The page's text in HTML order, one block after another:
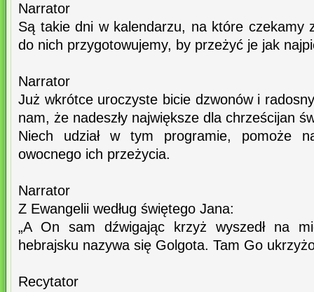
Narrator
Są takie dni w kalendarzu, na które czekamy
do nich przygotowujemy, by przeżyć je jak
Narrator
Już wkrótce uroczyste bicie dzwonów i
nam, że nadeszły największe dla chrześcijan
Niech udział w tym programie, pomoże
owocnego ich przeżycia.
Narrator
Z Ewangelii według świętego Jana:
„A On sam dźwigając krzyż wyszedł na
hebrajsku nazywa się Golgota. Tam Go
Recytator